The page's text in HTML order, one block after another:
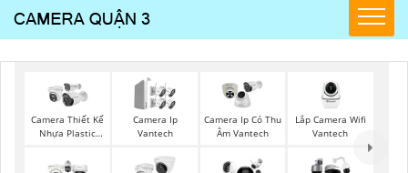
Camera Thiết Kế
Nhựa Plastic
Camera Ip
Vantech
Camera Ip Có Thu
Âm Vantech
Lắp Camera Wifi
Vantech